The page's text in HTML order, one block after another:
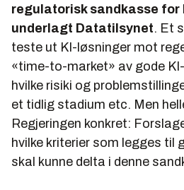
regulatorisk sandkasse for
underlagt Datatilsynet. Et
teste ut KI-løsninger mot
«time-to-market» av gode
hvilke risiki og
et tidlig stadium etc. Men
Regjeringen konkret:
hvilke kriterier som legges til
skal kunne delta i denne